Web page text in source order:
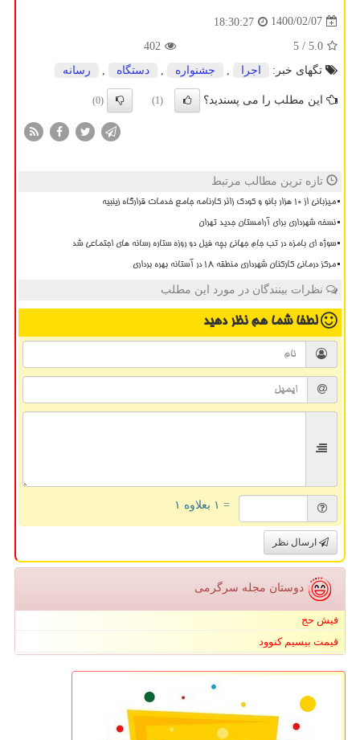
1400/02/07
18:30:27
5.0
/ 5
402
تگهای خبر:
اجرا جشنواره دستگاه رسانه
این مطلب را می پسندید؟ (1)
(0)
تازه ترین مطالب مرتبط
میزبانی از ۱۰ هزار بانو و کودک زائر کارنامه جامع خدمات قرارگاه زینبیه
نسخه شهرداری برای آرامستان جدید تهران
سوژه ای بامزه در تب جام جهانی بچه فیل دو روزه ستاره رسانه های اجتماعی شد
مرکز درمانی کارکنان شهرداری منطقه ۱۸ در آستانه بهره برداری
نظرات بینندگان در مورد این مطلب
لطفا شما همنظر دهید
= ۱ بعلاوه ۱
ارسال نظر
دوستان مجله سرگرمی
فیش حج
قیمت بیسیم کنوود